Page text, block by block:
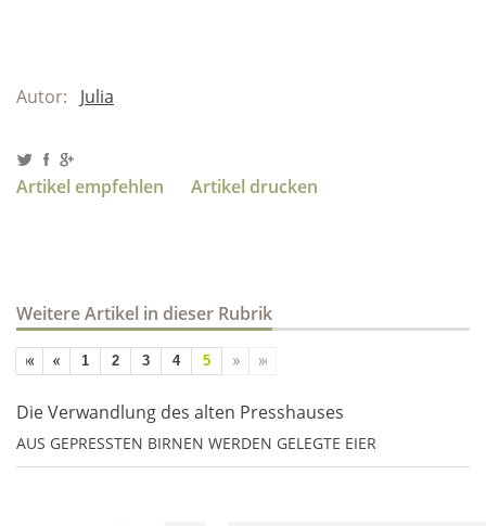
Autor: Julia
Artikel empfehlen Artikel drucken
Weitere Artikel in dieser Rubrik
1 2 3 4 5
Die Verwandlung des alten Presshauses
AUS GEPRESSTEN BIRNEN WERDEN GELEGTE EIER